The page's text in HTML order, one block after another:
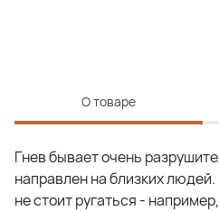
О товаре
Гнев бывает очень
направлен на близких
не стоит ругаться -